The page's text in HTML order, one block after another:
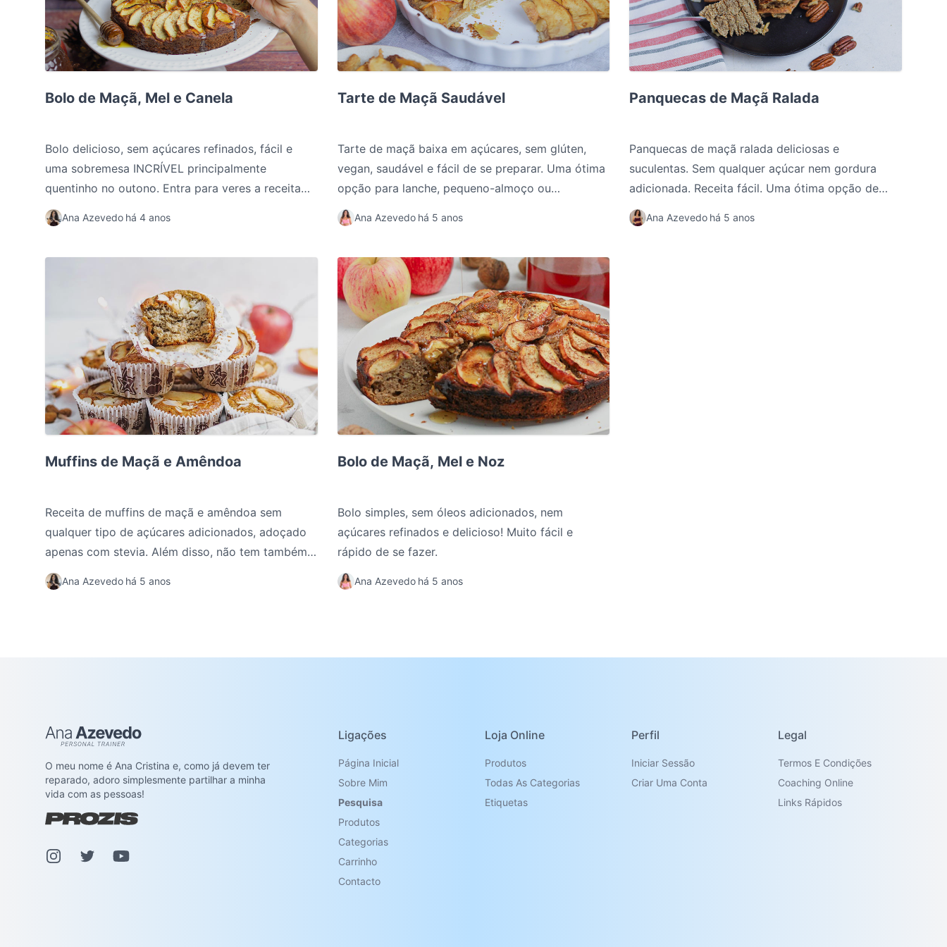
Bolo de Maçã, Mel e Canela
Bolo delicioso, sem açúcares refinados, fácil e
uma sobremesa INCRÍVEL principalmente
quentinho no outono. Entra para veres a receita
completa!
Ana Azevedo há 4 anos
Tarte de Maçã Saudável
Tarte de maçã baixa em açúcares, sem glúten,
vegan, saudável e fácil de se preparar. Uma ótima
opção para lanche, pequeno-almoço ou
sobremesa.
Ana Azevedo há 5 anos
Panquecas de Maçã Ralada
Panquecas de maçã ralada deliciosas e
suculentas. Sem qualquer açúcar nem gordura
adicionada. Receita fácil. Uma ótima opção de
pequeno-almoço ou lanche completo e saudável.
Ana Azevedo há 5 anos
Muffins de Maçã e Amêndoa
Receita de muffins de maçã e amêndoa sem
qualquer tipo de açúcares adicionados, adoçado
apenas com stevia. Além disso, não tem também
gorduras adicionadas e é super fácil de fazer.
Ótima opção de lanche.
Ana Azevedo há 5 anos
Bolo de Maçã, Mel e Noz
Bolo simples, sem óleos adicionados, nem
açúcares refinados e delicioso! Muito fácil e
rápido de se fazer.
Ana Azevedo há 5 anos
Ana Azevedo
O meu nome é Ana Cristina e, como já devem ter
reparado, adoro simplesmente partilhar a minha
vida com as pessoas!
InstagramPinterestYoutube
Ligações
Página Inicial
Sobre Mim
Pesquisa
Produtos
Categorias
Carrinho
Contacto
Loja Online
Produtos
Todas As Categorias
Etiquetas
Perfil
Iniciar Sessão
Criar Uma Conta
Legal
Termos E Condições
Coaching Online
Links Rápidos